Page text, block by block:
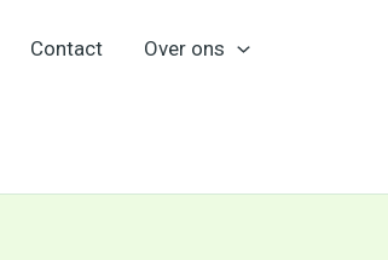
Contact Over ons